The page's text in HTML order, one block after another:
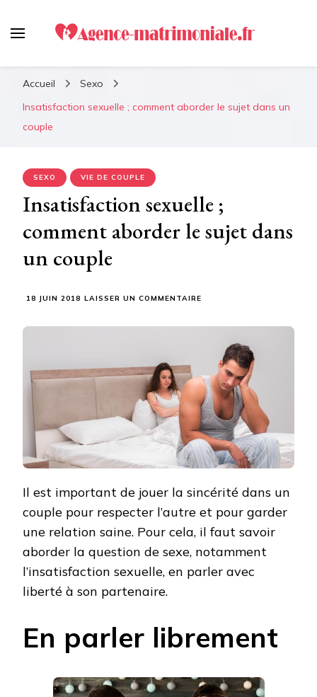
Agence-matrimoniale.fr :
Le meilleur guide pour
retrouver votre âme soeur !
Accueil
Sexo
Insatisfaction sexuelle ; comment aborder le sujet dans un
couple
SEXO VIE DE COUPLE
Insatisfaction sexuelle ;
comment aborder le sujet dans
un couple
18 JUIN 2018 LAISSER UN COMMENTAIRE
COMMENT
ABORDER
LE
SUJET
DANS
UN
COUPLE
Il est important de jouer la sincérité dans un
couple pour respecter l’autre et pour garder
une relation saine. Pour cela, il faut savoir
aborder la question de sexe, notamment
l’insatisfaction sexuelle, en parler avec
liberté à son partenaire.
En parler librement